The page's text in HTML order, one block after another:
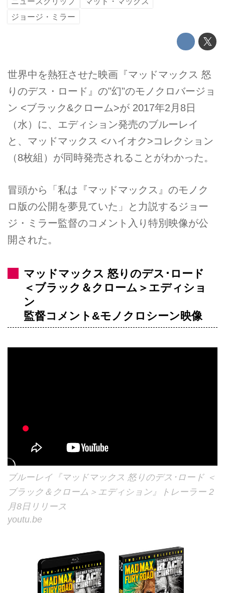
ジョージ・ミラー
世界中を熱狂させた映画『マッドマックス 怒
りのデス・ロード』の"幻"のモノクロバージョ
ン <ブラック&クローム>が 2017年2月8日
（水）に、エディション発売のブルーレイ
と、マッドマックス <ハイオク>コレクション
（8枚組）が同時発売されることがわかった。
冒頭から「私は『マッドマックス』のモノク
ロ版の公開を夢見ていた」と力説するジョー
ジ・ミラー監督のコメント入り特別映像が公
開された。
マッドマックス 怒りのデス･ロード
＜ブラック＆クローム＞エディショ
ン
監督コメント&モノクロシーン映像
ブルーレイ『マッドマックス 怒りのデス･ロード ＜
ブラック＆クローム＞エディション』トレーラー 2
月8日リリース
youtu.be